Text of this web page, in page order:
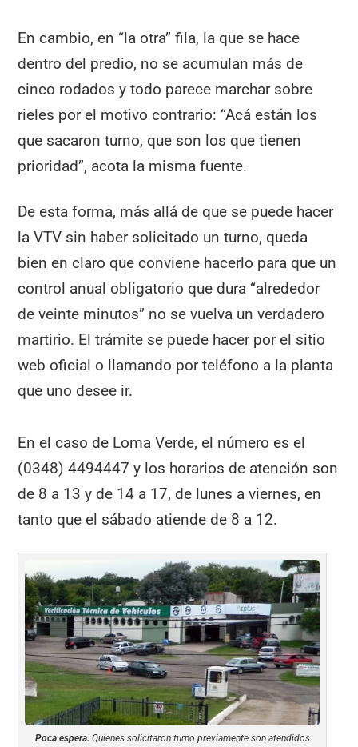
En cambio, en “la otra” fila, la que se hace
dentro del predio, no se acumulan más de
cinco rodados y todo parece marchar sobre
rieles por el motivo contrario: “Acá están los
que sacaron turno, que son los que tienen
prioridad”, acota la misma fuente.
De esta forma, más allá de que se puede hacer
la VTV sin haber solicitado un turno, queda
bien en claro que conviene hacerlo para que un
control anual obligatorio que dura “alrededor
de veinte minutos” no se vuelva un verdadero
martirio. El trámite se puede hacer por el sitio
web oficial o llamando por teléfono a la planta
que uno desee ir.
En el caso de Loma Verde, el número es el
(0348) 4494447 y los horarios de atención son
de 8 a 13 y de 14 a 17, de lunes a viernes, en
tanto que el sábado atiende de 8 a 12.
Poca espera. Quienes solicitaron turno previamente son atendidos